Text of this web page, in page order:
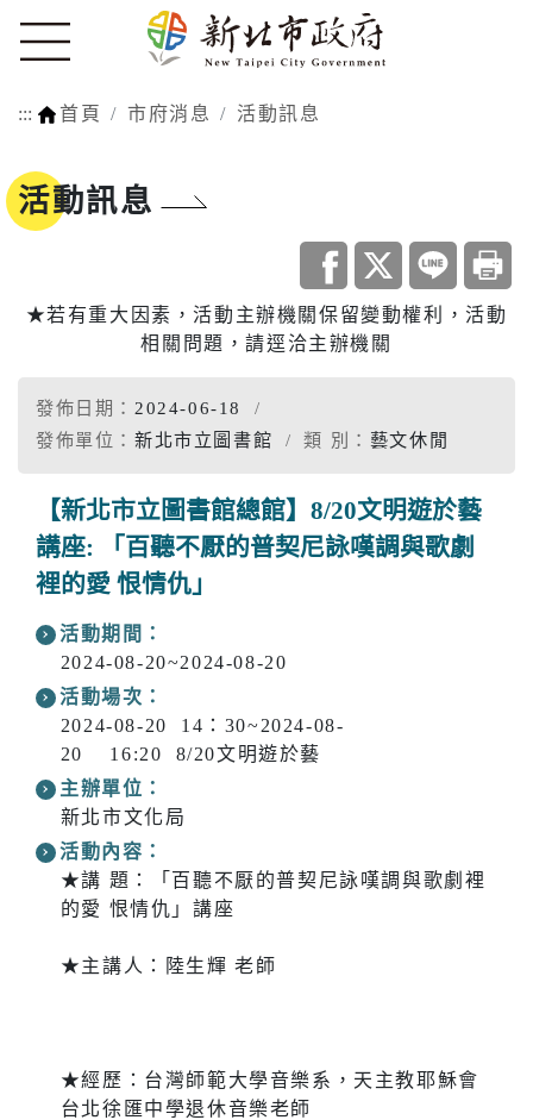
::: 首頁 市府消息 活動訊息
活動訊息
★若有重大因素，活動主辦機關保留變動權利，活動
相關問題，請逕洽主辦機關
發佈日期： 2024-06-18
發佈單位： 新北市立圖書館 類 別： 藝文休閒
【新北市立圖書館總館】8/20文明遊於藝
講座: 「百聽不厭的普契尼詠嘆調與歌劇
裡的愛 恨情仇」
活動期間：
2024-08-20~2024-08-20
活動場次：
2024-08-20 14：30~2024-08-
20 16:20 8/20文明遊於藝
主辦單位：
新北市文化局
活動內容：
★講 題：「百聽不厭的普契尼詠嘆調與歌劇裡
的愛 恨情仇」講座
★主講人：陸生輝 老師
★經歷：台灣師範大學音樂系，天主教耶穌會
台北徐匯中學退休音樂老師